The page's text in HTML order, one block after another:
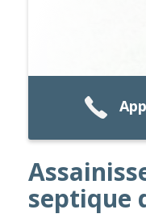
septique